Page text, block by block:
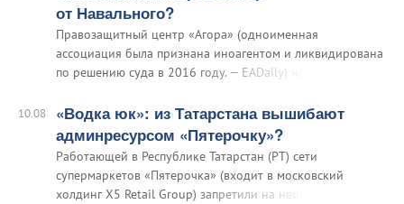
от Навального?
Правозащитный центр «Агора» (одноименная
ассоциация была признана иноагентом и ликвидирована
по решению суда в 2016 году. — EADaily) назначил
сотруднике силовых структур, ударившем задержанную
активистку оппозиции.
10.08
«Водка юк»: из Татарстана вышибают
админресурсом «Пятерочку»?
Работающей в Республике Татарстан (РТ) сети
супермаркетов «Пятерочка» (входит в московский
холдинг X5 Retail Group) запретили на неопределенный